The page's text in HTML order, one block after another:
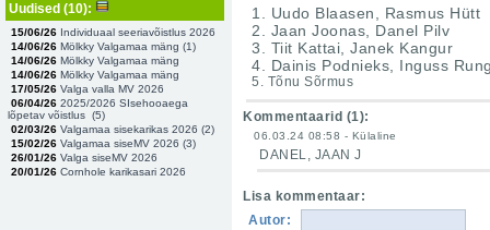
Uudised (10):
15/06/26 Individuaal seeriavõistlus 2026
14/06/26 Mölkky Valgamaa mäng (1)
14/06/26 Mölkky Valgamaa mäng
14/06/26 Mölkky Valgamaa mäng
17/05/26 Valga valla MV 2026
06/04/26 2025/2026 SIsehooaega
lõpetav võistlus (5)
02/03/26 Valgamaa sisekarikas 2026 (2)
15/02/26 Valgamaa siseMV 2026 (3)
26/01/26 Valga siseMV 2026
20/01/26 Cornhole karikasari 2026
1. Uudo Blaasen, Rasmus Hütt
2. Jaan Joonas, Danel Pilv
3. Tiit Kattai, Janek Kangur
4. Dainis Podnieks, Inguss
5. Tõnu Sõrmus
Kommentaarid (1):
06.03.24 08:58 - Külaline
DANEL, JAAN J
Lisa kommentaar:
Autor: